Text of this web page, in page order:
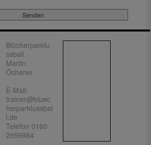
Blücherparkfu
ssball
Martin
Öchsner
E-Mail:
trainer@bluec
herparkfussbal
l.de
Telefon 0160
2959984